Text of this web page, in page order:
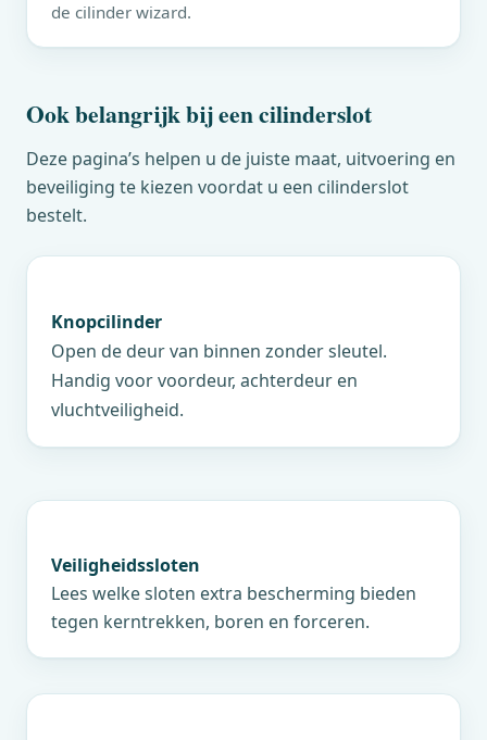
de cilinder wizard.
Ook belangrijk bij een cilinderslot
Deze pagina’s helpen u de juiste maat, uitvoering en
beveiliging te kiezen voordat u een cilinderslot
bestelt.
Knopcilinder
Open de deur van binnen zonder sleutel.
Handig voor voordeur, achterdeur en
vluchtveiligheid.
Veiligheidssloten
Lees welke sloten extra bescherming bieden
tegen kerntrekken, boren en forceren.